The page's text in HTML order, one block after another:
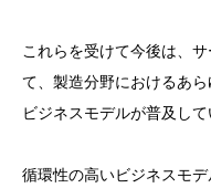
これらを受けて今後は、
て、製造分野におけるあ
ビジネスモデルが普及し
循環性の高いビジネスモ